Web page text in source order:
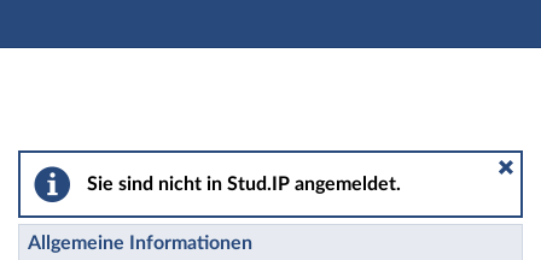
Hauptnavigation
Seminar: 08-29-SP-06 Geschlechtersoziologie -
Sie sind nicht in Stud.IP angemeldet.
Allgemeine Informationen